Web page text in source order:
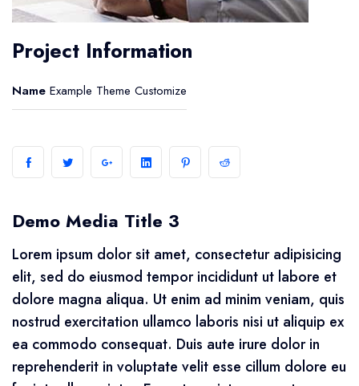
Project Information
Name Example Theme Customize
Demo Media Title 3
Lorem ipsum dolor sit amet, consectetur adipisicing
elit, sed do eiusmod tempor incididunt ut labore et
dolore magna aliqua. Ut enim ad minim veniam, quis
nostrud exercitation ullamco laboris nisi ut aliquip ex
ea commodo consequat. Duis aute irure dolor in
reprehenderit in voluptate velit esse cillum dolore eu